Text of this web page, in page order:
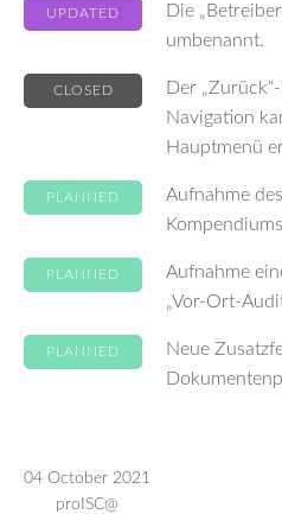
UPDATED
Die
umbenannt.
CLOSED
Der
Navigation
Hauptmenü
PLANNED
Aufnahme
PLANNED
Aufnahme
„Vor-Ort-
PLANNED
Neue
04 October 2021
proISC@